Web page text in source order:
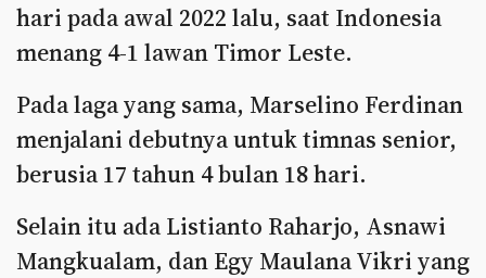
hari pada awal 2022 lalu, saat Indonesia
menang 4-1 lawan Timor Leste.
Pada laga yang sama, Marselino Ferdinan
menjalani debutnya untuk timnas senior,
berusia 17 tahun 4 bulan 18 hari.
Selain itu ada Listianto Raharjo, Asnawi
Mangkualam, dan Egy Maulana Vikri yang